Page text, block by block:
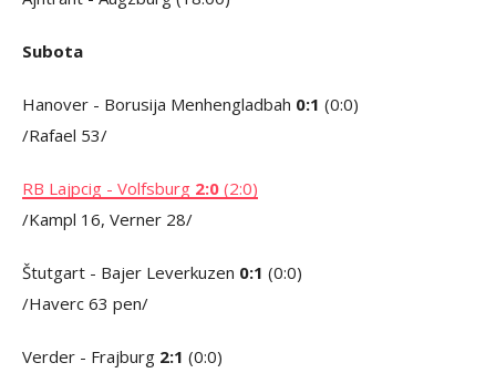
Subota
Hanover - Borusija Menhengladbah 0:1 (0:0)
/Rafael 53/
RB Lajpcig - Volfsburg 2:0 (2:0)
/Kampl 16, Verner 28/
Štutgart - Bajer Leverkuzen 0:1 (0:0)
/Haverc 63 pen/
Verder - Frajburg 2:1 (0:0)